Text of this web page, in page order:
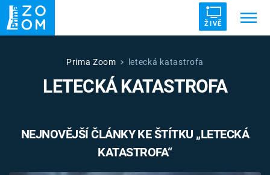
ŽIVĚ
ZRÁDCI UFO DRUHÁ SVĚTOVÁ VÁLKA
VETŘELCI DÁVNOVĚKU
Prima Zoom letecká katastrofa
LETECKÁ KATASTROFA
NEJNOVĚJŠÍ ČLÁNKY KE ŠTÍTKU „LETECKÁ
KATASTROFA“